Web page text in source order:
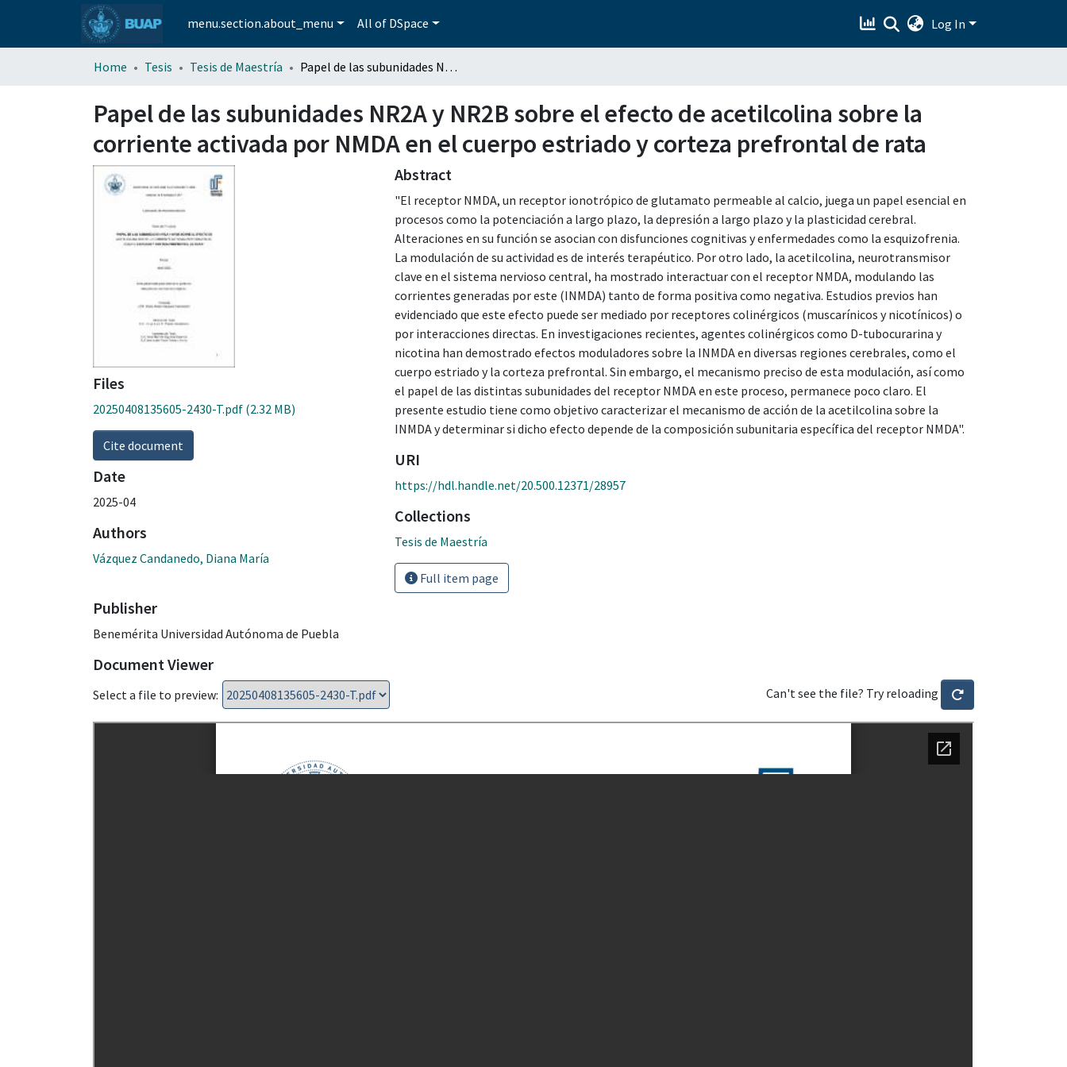
menu.section.about_menu All of DSpace Log In
Home Tesis Tesis de Maestría Papel de las subunidades NR2A y NR2B sobre el efecto de acetilcolina sobre la corriente activada por NMDA en el cuerpo estriado y corteza prefrontal de rata
Papel de las subunidades NR2A y NR2B sobre el efecto de acetilcolina sobre la
corriente activada por NMDA en el cuerpo estriado y corteza prefrontal de rata
Files
20250408135605-2430-T.pdf (2.32 MB)
Cite document
Date
2025-04
Authors
Vázquez Candanedo, Diana María
Publisher
Benemérita Universidad Autónoma de Puebla
Abstract
"El receptor NMDA, un receptor ionotrópico de glutamato permeable al calcio, juega un papel esencial en
procesos como la potenciación a largo plazo, la depresión a largo plazo y la plasticidad cerebral.
Alteraciones en su función se asocian con disfunciones cognitivas y enfermedades como la esquizofrenia.
La modulación de su actividad es de interés terapéutico. Por otro lado, la acetilcolina, neurotransmisor
clave en el sistema nervioso central, ha mostrado interactuar con el receptor NMDA, modulando las
corrientes generadas por este (INMDA) tanto de forma positiva como negativa. Estudios previos han
evidenciado que este efecto puede ser mediado por receptores colinérgicos (muscarínicos y nicotínicos) o
por interacciones directas. En investigaciones recientes, agentes colinérgicos como D-tubocurarina y
nicotina han demostrado efectos moduladores sobre la INMDA en diversas regiones cerebrales, como el
cuerpo estriado y la corteza prefrontal. Sin embargo, el mecanismo preciso de esta modulación, así como
el papel de las distintas subunidades del receptor NMDA en este proceso, permanece poco claro. El
presente estudio tiene como objetivo caracterizar el mecanismo de acción de la acetilcolina sobre la
INMDA y determinar si dicho efecto depende de la composición subunitaria específica del receptor NMDA".
URI
https://hdl.handle.net/20.500.12371/28957
Collections
Tesis de Maestría
Full item page
Document Viewer
Select a file to preview: Can't see the file? Try reloading